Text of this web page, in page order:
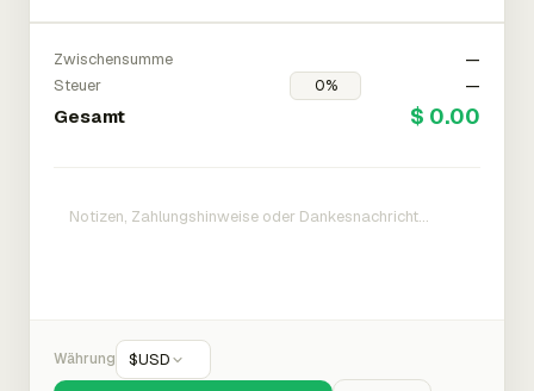
Zwischensumme
—
Steuer
—
Gesamt $ 0.00
Währung $USD